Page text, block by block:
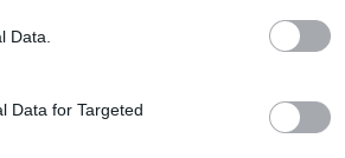
Data.
Data for Targeted
world's largest news
cover of each